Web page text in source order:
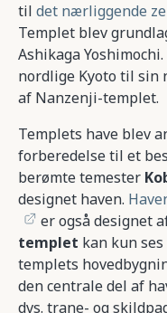
til det nærliggende
Templet blev
Ashikaga
nordlige Kyoto til sin
af Nanzenji-templet.
Templets have blev
forberedelse til et
berømte temester
designet haven.
er også designet
templet kan kun
templets
den centrale del af
dvs. trane- og